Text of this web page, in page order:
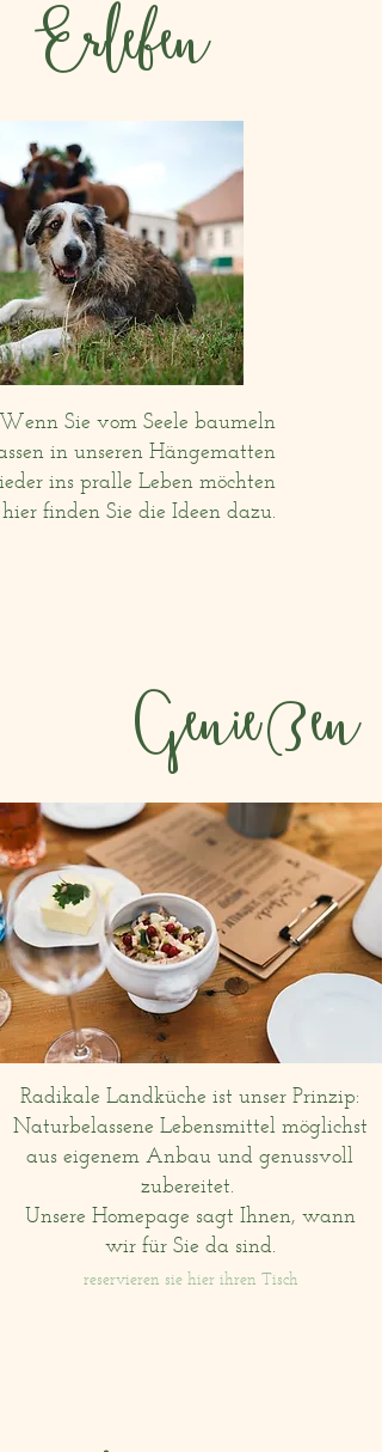
Erleben
Wenn Sie vom Seele baumeln
in unseren Hängematten
ins pralle Leben möchten
finden Sie die Ideen dazu.
Genießen
Radikale Landküche ist unser Prinzip:
Naturbelassene Lebensmittel möglichst
aus eigenem Anbau und genussvoll
zubereitet.
Unsere Homepage sagt Ihnen, wann
wir für Sie da sind.
reservieren sie hier ihren Tisch